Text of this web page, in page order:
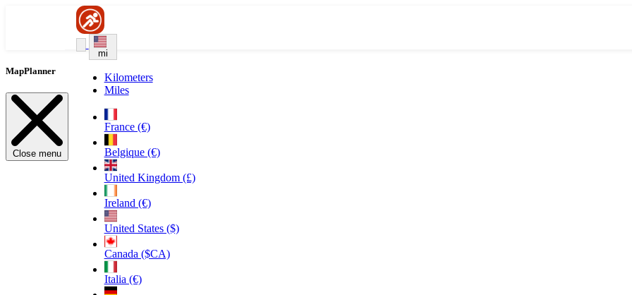
mi
Kilometers
Miles
France (€)
Belgique (€)
United Kingdom (£)
Ireland (€)
United States ($)
Canada ($CA)
Italia (€)
MapPlanner
Close menu